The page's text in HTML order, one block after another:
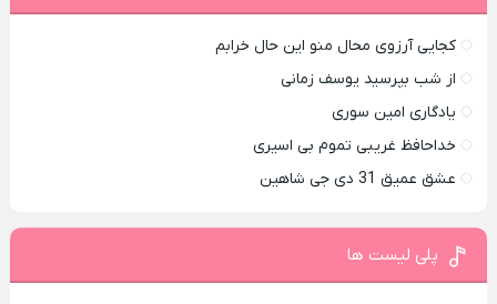
کجایی آرزوی محال منو این حال خرابم
از شب بپرسید یوسف زمانی
یادگاری امین سوری
خداحافظ غریبی تموم بی اسیری
عشق عمیق 31 دی جی شاهین
پلی لیست ها